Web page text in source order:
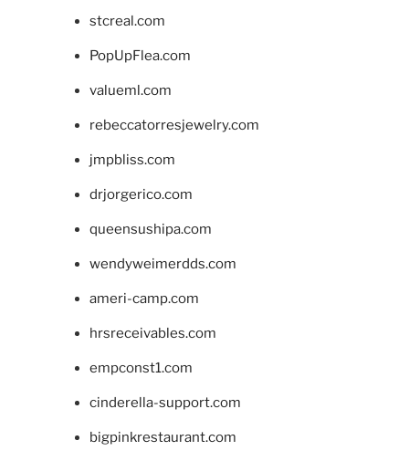
stcreal.com
PopUpFlea.com
valueml.com
rebeccatorresjewelry.com
jmpbliss.com
drjorgerico.com
queensushipa.com
wendyweimerdds.com
ameri-camp.com
hrsreceivables.com
empconst1.com
cinderella-support.com
bigpinkrestaurant.com